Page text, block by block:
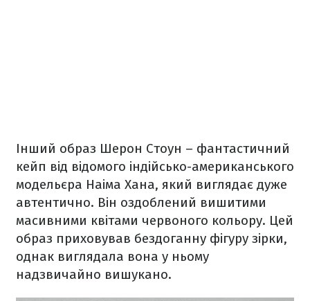
Інший образ Шерон Стоун – фантастичний
кейп від відомого індійсько-американського
модельєра Наіма Хана, який виглядає дуже
автентично. Він оздоблений вишитими
масивними квітами червоного кольору. Цей
образ приховував бездоганну фігуру зірки,
однак виглядала вона у ньому
надзвичайно вишукано.